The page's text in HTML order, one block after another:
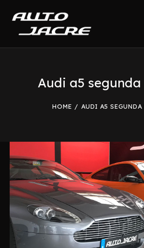
Audi a5
HOME AUDI A5 SEGUNDA